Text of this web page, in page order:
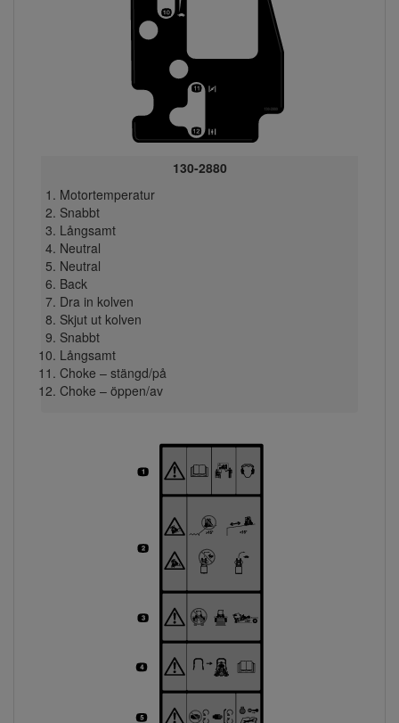
130-2880
Motortemperatur
Snabbt
Långsamt
Neutral
Neutral
Back
Dra in kolven
Skjut ut kolven
Snabbt
Långsamt
Choke – stängd/på
Choke – öppen/av